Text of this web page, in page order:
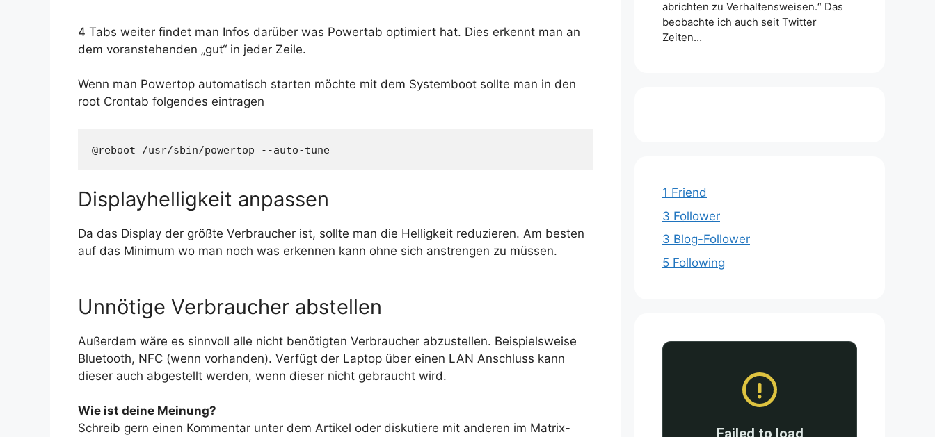
4 Tabs weiter findet man Infos darüber was Powertab optimiert hat. Dies erkennt man an
dem voranstehenden „gut“ in jeder Zeile.
Wenn man Powertop automatisch starten möchte mit dem Systemboot sollte man in den
root Crontab folgendes eintragen
@reboot /usr/sbin/powertop --auto-tune
Displayhelligkeit anpassen
Da das Display der größte Verbraucher ist, sollte man die Helligkeit reduzieren. Am besten
auf das Minimum wo man noch was erkennen kann ohne sich anstrengen zu müssen.
Unnötige Verbraucher abstellen
Außerdem wäre es sinnvoll alle nicht benötigten Verbraucher abzustellen. Beispielsweise
Bluetooth, NFC (wenn vorhanden). Verfügt der Laptop über einen LAN Anschluss kann
dieser auch abgestellt werden, wenn dieser nicht gebraucht wird.
Wie ist deine Meinung?
Schreib gern einen Kommentar unter dem Artikel oder diskutiere mit anderen im Matrix-
abrichten zu Verhaltensweisen.“ Das
beobachte ich auch seit Twitter
Zeiten…
1 Friend
3 Follower
3 Blog-Follower
5 Following